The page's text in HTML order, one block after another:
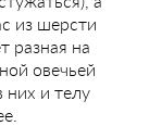
из шерсти
разная на
овечьей
и телу